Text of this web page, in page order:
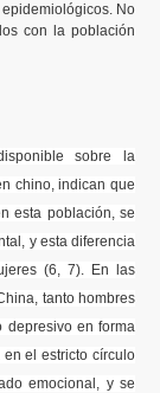
No
con la población
sobre la
chino, indican que
esta población, se
y esta diferencia
(6, 7). En las
tanto hombres
depresivo en forma
el estricto círculo
emocional, y se